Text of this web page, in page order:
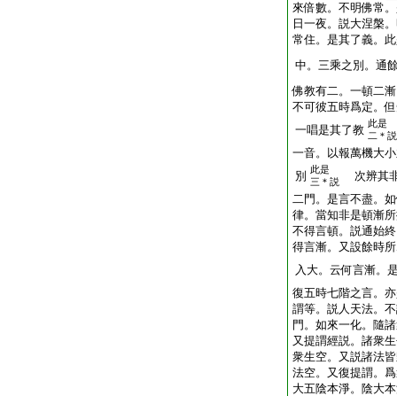
來倍數。不明佛常
日一夜。説大涅槃
常住。是其了義。
中。三乘之別。通
佛教有二。一頓二
不可彼五時爲定。
一唱是其了教 此是
二＊説
一音。以報萬機大
別
此是
三＊説
次辨其
二門。是言不盡。
律。當知非是頓漸
不得言頓。説通始
得言漸。又設餘時
入大。云何言漸。
復五時七階之言。
謂等。説人天法。
門。如來一化。隨
又提謂經説。諸衆
衆生空。又説諸法
法空。又復提謂。
大五陰本淨。陰大